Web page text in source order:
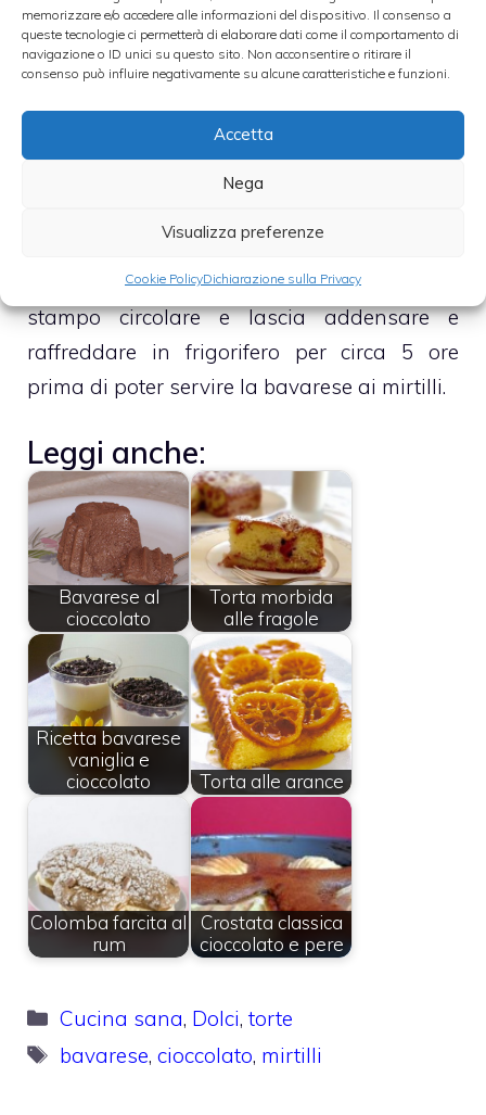
memorizzare e/o accedere alle informazioni del dispositivo. Il consenso a
queste tecnologie ci permetterà di elaborare dati come il comportamento di
navigazione o ID unici su questo sito. Non acconsentire o ritirare il
consenso può influire negativamente su alcune caratteristiche e funzioni.
Accetta
Nega
Visualizza preferenze
Cookie PolicyDichiarazione sulla Privacy
fiori di arancio, la vanillina e metà dei mirtilli
– Trita accuratamente il tutto, alla massima
velocità, sino a che non otterrai un composto
denso, cremoso ed omogeneo
appena saranno accuratamente
amalgamati all’impasto, versa il tutto in uno
stampo circolare e lascia addensare e
raffreddare in frigorifero per circa 5 ore
prima di poter servire la bavarese ai mirtilli.
Leggi anche:
Bavarese al
cioccolato
Torta morbida
alle fragole
Ricetta bavarese
vaniglia e
cioccolato
Torta alle arance
Colomba farcita al
rum
Crostata classica
cioccolato e pere
Categorie
Cucina sana, Dolci,torte
Tag
bavarese,cioccolato, mirtilli